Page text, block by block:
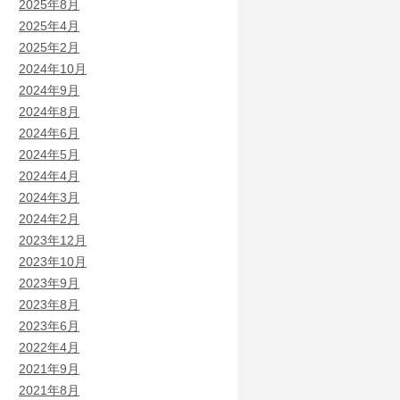
2025年8月
2025年4月
2025年2月
2024年10月
2024年9月
2024年8月
2024年6月
2024年5月
2024年4月
2024年3月
2024年2月
2023年12月
2023年10月
2023年9月
2023年8月
2023年6月
2022年4月
2021年9月
2021年8月